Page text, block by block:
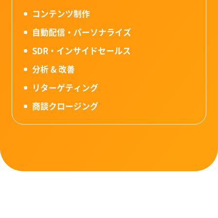
コンテンツ制作
自動配信・パーソナライズ
SDR・インサイドセールス
分析 & 改善
リターゲティング
商談クロージング